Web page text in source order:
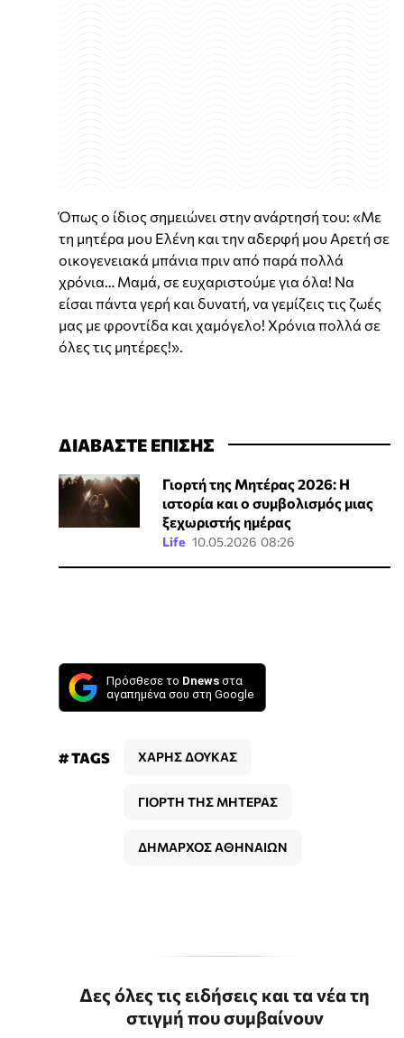
Όπως ο ίδιος σημειώνει στην ανάρτησή του: «Με
τη μητέρα μου Ελένη και την αδερφή μου Αρετή σε
οικογενειακά μπάνια πριν από παρά πολλά
χρόνια… Μαμά, σε ευχαριστούμε για όλα! Να
είσαι πάντα γερή και δυνατή, να γεμίζεις τις ζωές
μας με φροντίδα και χαμόγελο! Χρόνια πολλά σε
όλες τις μητέρες!».
ΔΙΑΒΑΣΤΕ ΕΠΙΣΗΣ
Γιορτή της Μητέρας 2026: Η
ιστορία και ο συμβολισμός μιας
ξεχωριστής ημέρας
Life 10.05.2026 08:26
Πρόσθεσε το Dnews στα
αγαπημένα σου στη Google
# TAGS ΧΑΡΗΣ ΔΟΥΚΑΣ
ΓΙΟΡΤΗ ΤΗΣ ΜΗΤΕΡΑΣ
ΔΗΜΑΡΧΟΣ ΑΘΗΝΑΙΩΝ
Δες όλες τις ειδήσεις και τα νέα τη
στιγμή που συμβαίνουν